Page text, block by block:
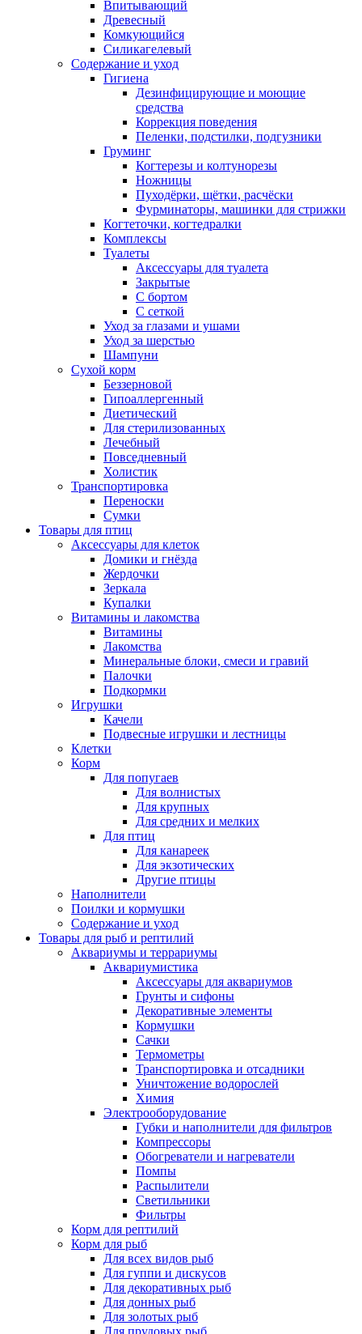
Впитывающий
Древесный
Комкующийся
Силикагелевый
Содержание и уход
Гигиена
Дезинфицирующие и моющие
средства
Коррекция поведения
Пеленки, подстилки, подгузники
Груминг
Когтерезы и колтунорезы
Ножницы
Пуходёрки, щётки, расчёски
Фурминаторы, машинки для стрижки
Когтеточки, когтедралки
Комплексы
Туалеты
Аксессуары для туалета
Закрытые
С бортом
С сеткой
Уход за глазами и ушами
Уход за шерстью
Шампуни
Сухой корм
Беззерновой
Гипоаллергенный
Диетический
Для стерилизованных
Лечебный
Повседневный
Холистик
Транспортировка
Переноски
Сумки
Товары для птиц
Аксессуары для клеток
Домики и гнёзда
Жердочки
Зеркала
Купалки
Витамины и лакомства
Витамины
Лакомства
Минеральные блоки, смеси и гравий
Палочки
Подкормки
Игрушки
Качели
Подвесные игрушки и лестницы
Клетки
Корм
Для попугаев
Для волнистых
Для крупных
Для средних и мелких
Для птиц
Для канареек
Для экзотических
Другие птицы
Наполнители
Поилки и кормушки
Содержание и уход
Товары для рыб и рептилий
Аквариумы и террариумы
Аквариумистика
Аксессуары для аквариумов
Грунты и сифоны
Декоративные элементы
Кормушки
Сачки
Термометры
Транспортировка и отсадники
Уничтожение водорослей
Химия
Электрооборудование
Губки и наполнители для фильтров
Компрессоры
Обогреватели и нагреватели
Помпы
Распылители
Светильники
Фильтры
Корм для рептилий
Корм для рыб
Для всех видов рыб
Для гуппи и дискусов
Для декоративных рыб
Для донных рыб
Для золотых рыб
Для прудовых рыб